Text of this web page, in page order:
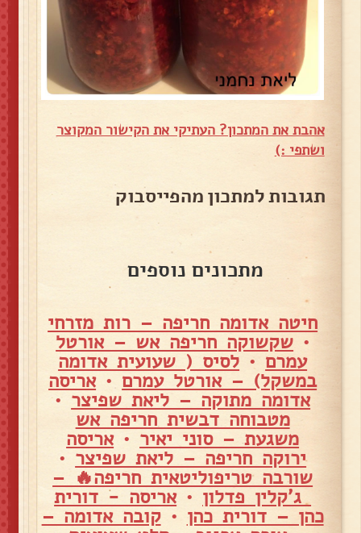
אהבת את המתכון? העתיקי את הקישור המקוצר
ושתפי :)
תגובות למתכון מהפייסבוק
מתכונים נוספים
חיטה אדומה חריפה – רות מזרחי
• שקשוקה חריפה אש – אורטל
עמרם • לסיס ( שעועית אדומה
במשקל) – אורטל עמרם •אריסה
אדומה מתוקה – ליאת שפיצר •
מטבוחה דבשית חריפה אש
משגעת – סוני יאיר •אריסה
ירוקה חריפה – ליאת שפיצר •
שורבה טריפוליטאית חריפה🔥 –
ג'קלין פדלון •אריסה - דורית
כהן – דורית כהן •קובה אדומה –